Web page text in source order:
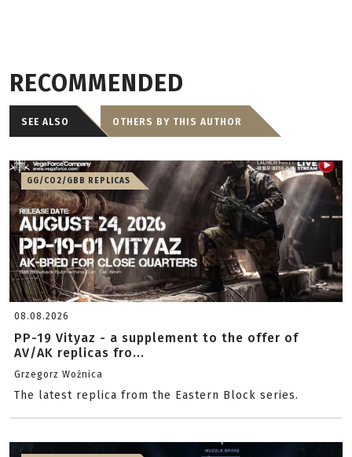
RECOMMENDED
SEE ALSO OTHERS BY THIS AUTHOR
GG/CO2/GBB REPLICAS
08.08.2026
PP-19 Vityaz - a supplement to the offer of
AV/AK replicas fro...
Grzegorz Woźnica
The latest replica from the Eastern Block series.